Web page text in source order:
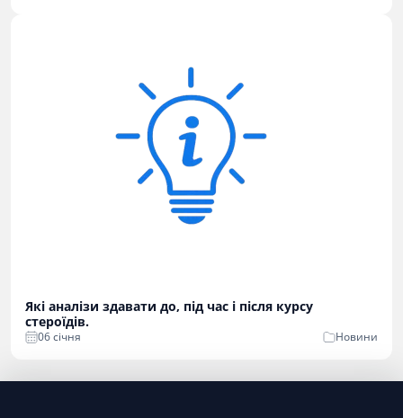
Які аналізи здавати до, під час і після курсу
стероїдів.
06 cічня Новини